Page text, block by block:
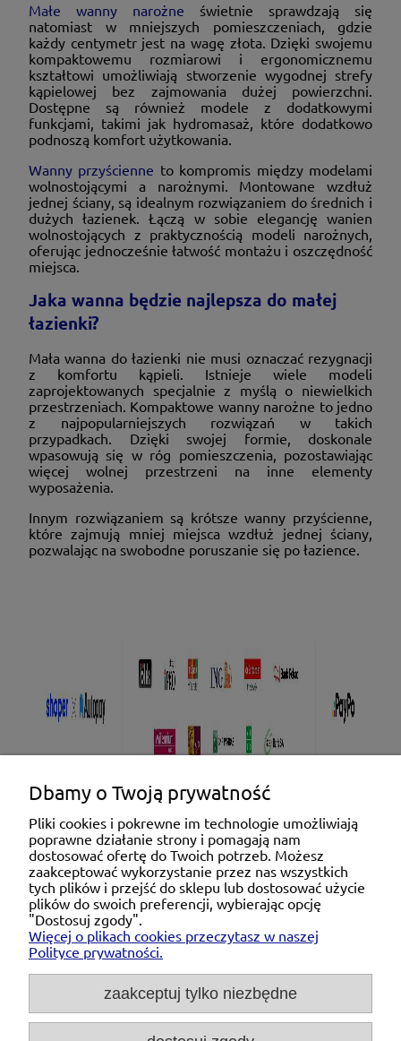
Małe wanny narożne świetnie sprawdzają się
natomiast w mniejszych pomieszczeniach, gdzie
każdy centymetr jest na wagę złota. Dzięki swojemu
kompaktowemu rozmiarowi i ergonomicznemu
kształtowi umożliwiają stworzenie wygodnej strefy
kąpielowej bez zajmowania dużej powierzchni.
Dostępne są również modele z dodatkowymi
funkcjami, takimi jak hydromasaż, które dodatkowo
podnoszą komfort użytkowania.
Wanny przyścienne to kompromis między modelami
wolnostojącymi a narożnymi. Montowane wzdłuż
jednej ściany, są idealnym rozwiązaniem do średnich i
dużych łazienek. Łączą w sobie elegancję wanien
wolnostojących z praktycznością modeli narożnych,
oferując jednocześnie łatwość montażu i oszczędność
miejsca.
Jaka wanna będzie najlepsza do małej
łazienki?
Mała wanna do łazienki nie musi oznaczać rezygnacji
z komfortu kąpieli. Istnieje wiele modeli
zaprojektowanych specjalnie z myślą o niewielkich
przestrzeniach. Kompaktowe wanny narożne to jedno
z najpopularniejszych rozwiązań w takich
przypadkach. Dzięki swojej formie, doskonale
wpasowują się w róg pomieszczenia, pozostawiając
więcej wolnej przestrzeni na inne elementy
wyposażenia.
Innym rozwiązaniem są krótsze wanny przyścienne,
które zajmują mniej miejsca wzdłuż jednej ściany,
pozwalając na swobodne poruszanie się po łazience.
Pomoc
Moje konto
Płatności i dostawa
O nas
Dbamy o Twoją prywatność
Pliki cookies i pokrewne im technologie umożliwiają
poprawne działanie strony i pomagają nam
dostosować ofertę do Twoich potrzeb. Możesz
zaakceptować wykorzystanie przez nas wszystkich
tych plików i przejść do sklepu lub dostosować użycie
plików do swoich preferencji, wybierając opcję
"Dostosuj zgody".
Więcej o plikach cookies przeczytasz w naszej
Polityce prywatności.
zaakceptuj tylko niezbędne